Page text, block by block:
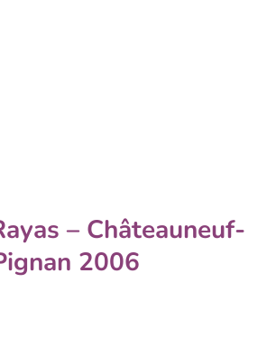
– Châteauneuf-
2006